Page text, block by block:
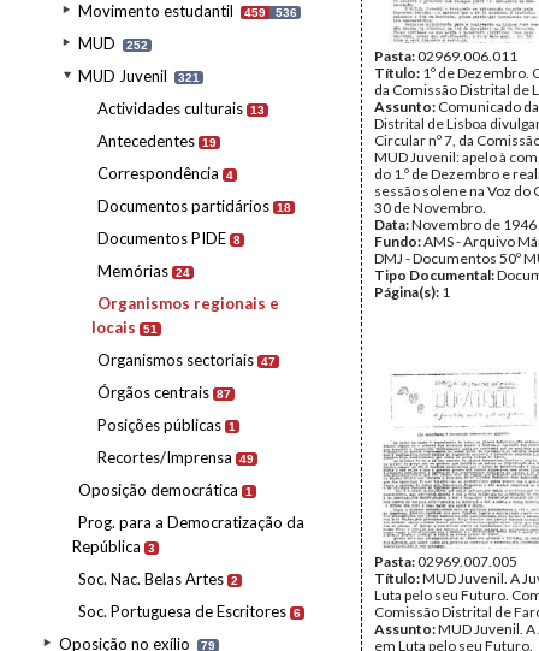
Movimento estudantil 459 536
MUD 252
MUD Juvenil 321
Actividades culturais 13
Antecedentes 19
Correspondência 4
Documentos partidários 18
Documentos PIDE 8
Memórias 24
Organismos regionais e
locais
51
Organismos sectoriais 47
Órgãos centrais 87
Posições públicas 1
Recortes/Imprensa 49
Oposição democrática 1
Prog. para a Democratização da
República
3
Soc. Nac. Belas Artes 2
Soc. Portuguesa de Escritores 6
Oposição no exílio 79
Pasta:02969.006.011
Título: 1º de Dezembro.
da Comissão Distrital de
Assunto: Comunicado
Distrital de Lisboa
Circular nº 7, da
MUD Juvenil: apelo à
do 1.º de Dezembro e
sessão solene na Voz do
30 de Novembro.
Data:Novembro de 1946
Fundo:AMS - Arquivo
DMJ - Documentos 50º
Tipo Documental:
Página(s): 1
Pasta:02969.007.005
Título:MUD Juvenil. A
Luta pelo seu Futuro.
Comissão Distrital de
Assunto:MUD Juvenil.
em Luta pelo seu Futuro.